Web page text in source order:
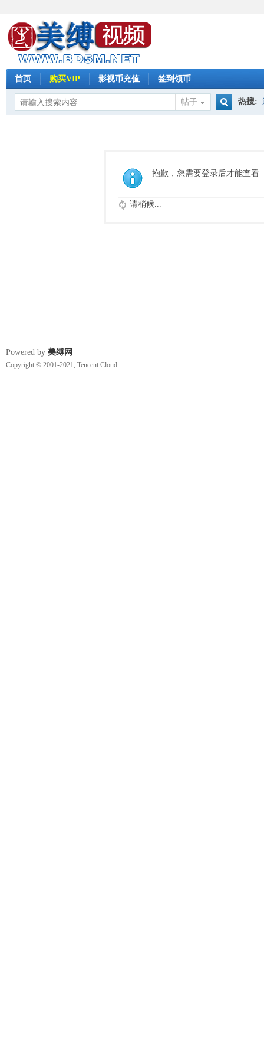
首页 购买VIP 影视币充值 签到领币
帖子
索
热搜:
抱歉，您需要登录后才能查看
请稍候...
Powered by 美缚网
Copyright © 2001-2021, Tencent Cloud.